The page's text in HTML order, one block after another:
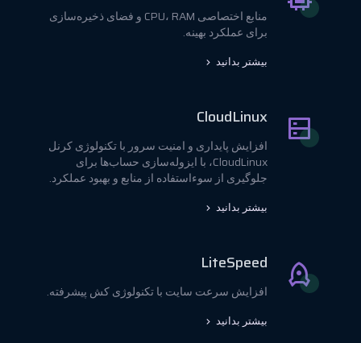
منابع اختصاصی CPU، RAM و فضای ذخیره‌سازی
برای عملکرد بهینه.
بیشتر بدانید
CloudLinux
افزایش پایداری و امنیت سرور با تکنولوژی کرنل
CloudLinux، با ایزوله‌سازی حساب‌ها برای
جلوگیری از سوءاستفاده از منابع و بهبود عملکرد.
بیشتر بدانید
LiteSpeed
افزایش سرعت سایت با تکنولوژی کش پیشرفته.
بیشتر بدانید